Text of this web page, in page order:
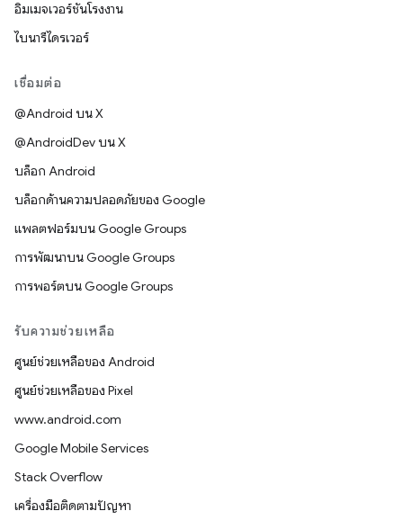
อิมเมจเวอร์ชันโรงงาน
ไบนารีไดรเวอร์
เชื่อมต่อ
@Android บน X
@AndroidDev บน X
บล็อก Android
บล็อกด้านความปลอดภัยของ Google
แพลตฟอร์มบน Google Groups
การพัฒนาบน Google Groups
การพอร์ตบน Google Groups
รับความช่วยเหลือ
ศูนย์ช่วยเหลือของ Android
ศูนย์ช่วยเหลือของ Pixel
www.android.com
Google Mobile Services
Stack Overflow
เครื่องมือติดตามปัญหา